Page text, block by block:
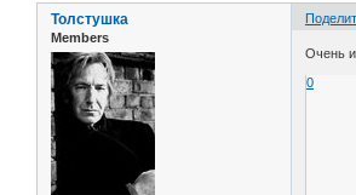
Толстушка
Members
Очень
0